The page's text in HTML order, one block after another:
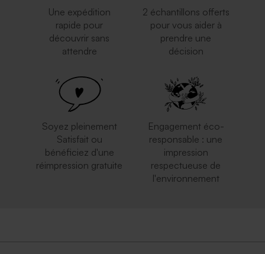
Une expédition
rapide pour
découvrir sans
attendre
2 échantillons offerts
pour vous aider à
prendre une
décision
Soyez pleinement
Satisfait ou
bénéficiez d'une
réimpression gratuite
Engagement éco-
responsable : une
impression
respectueuse de
l'environnement